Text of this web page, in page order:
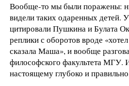
Вообще-то мы были поражены:
видели таких одаренных детей.
цитировали Пушкина и Булата
реплики с оборотов вроде
сказала Маша», и вообще
философского факультета МГУ.
настоящему глубоко и